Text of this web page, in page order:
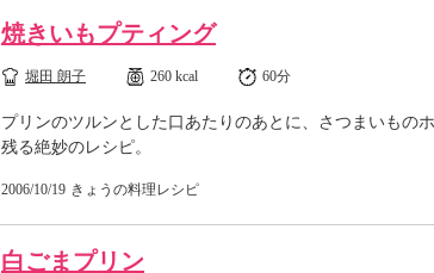
焼きいもプティング
堀田 朗子 260 kcal 60分
プリンのツルンとした口あたりのあとに、さつまいもの
残る絶妙のレシピ。
2006/10/19 きょうの料理レシピ
白ごまプリン